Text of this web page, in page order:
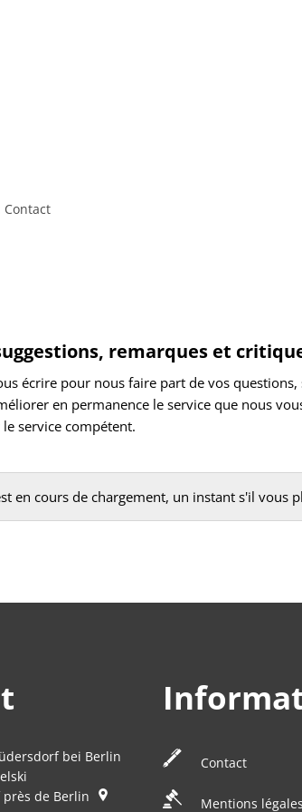
Contact
remarques et
écrire pour nous faire part de vos
en permanence le service que nous
service compétent.
en cours de chargement, un instant s'il vous
bei Berlin
de Berlin
Contact
Mentions légales